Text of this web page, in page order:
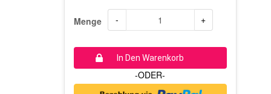
Menge - +
In Den Warenkorb
-ODER-